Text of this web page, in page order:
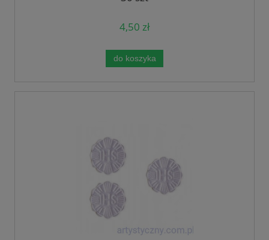
4,50 zł
do koszyka